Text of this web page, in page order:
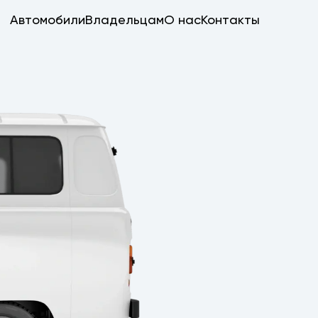
АвтомобилиВладельцамО насКонтакты